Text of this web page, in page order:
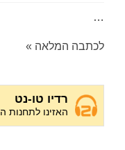
…
לכתבה המלאה »